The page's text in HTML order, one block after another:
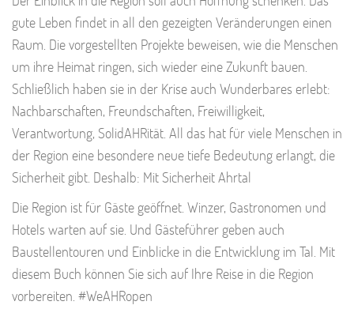
gute Leben findet in all den gezeigten Veränderungen einen
Raum. Die vorgestellten Projekte beweisen, wie die Menschen
um ihre Heimat ringen, sich wieder eine Zukunft bauen.
Schließlich haben sie in der Krise auch Wunderbares erlebt:
Nachbarschaften, Freundschaften, Freiwilligkeit,
Verantwortung, SolidAHRität. All das hat für viele Menschen in
der Region eine besondere neue tiefe Bedeutung erlangt, die
Sicherheit gibt. Deshalb: Mit Sicherheit Ahrtal
Die Region ist für Gäste geöffnet. Winzer, Gastronomen und
Hotels warten auf sie. Und Gästeführer geben auch
Baustellentouren und Einblicke in die Entwicklung im Tal. Mit
diesem Buch können Sie sich auf Ihre Reise in die Region
vorbereiten. #WeAHRopen